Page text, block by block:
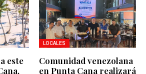
este
LOCALES
Comunidad venezolana
en Punta Cana realizará